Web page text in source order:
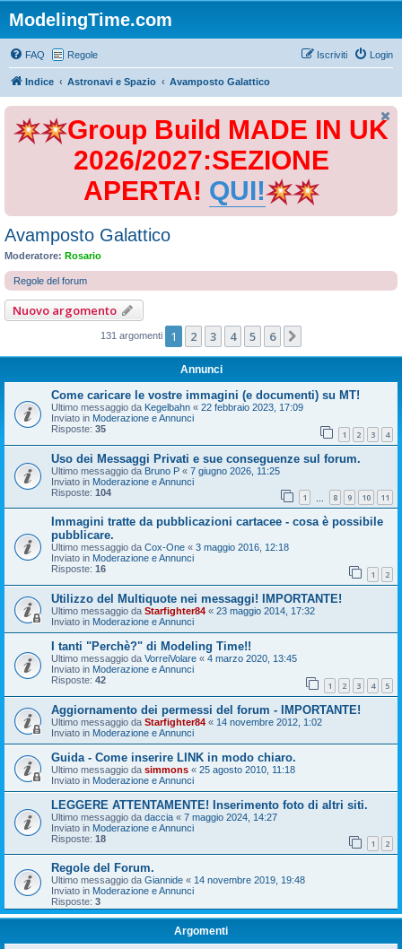
ModelingTime.com
FAQ Regole Login
Iscriviti
Indice Astronavi e Spazio Avamposto Galattico
Group Build MADE IN UK
2026/2027:SEZIONE
APERTA! QUI!
Avamposto Galattico
Moderatore: Rosario
Regole del forum
Nuovo argomento
131 argomenti 1 2 3 4 5 6
Annunci
Come caricare le vostre immagini (e documenti) su MT!
Ultimo messaggio da Kegelbahn « 22 febbraio 2023, 17:09
Inviato in Moderazione e Annunci
Risposte: 35 1 2 3 4
Uso dei Messaggi Privati e sue conseguenze sul forum.
Ultimo messaggio da Bruno P « 7 giugno 2026, 11:25
Inviato in Moderazione e Annunci
Risposte: 104 1 8 9 10 11
Immagini tratte da pubblicazioni cartacee - cosa è possibile
pubblicare.
Ultimo messaggio da Cox-One « 3 maggio 2016, 12:18
Inviato in Moderazione e Annunci
Risposte: 16 1 2
Utilizzo del Multiquote nei messaggi! IMPORTANTE!
Ultimo messaggio da Starfighter84 « 23 maggio 2014, 17:32
Inviato in Moderazione e Annunci
I tanti "Perchè?" di Modeling Time!!
Ultimo messaggio da VorreiVolare « 4 marzo 2020, 13:45
Inviato in Moderazione e Annunci
Risposte: 42 1 2 3 4 5
Aggiornamento dei permessi del forum - IMPORTANTE!
Ultimo messaggio da Starfighter84 « 14 novembre 2012, 1:02
Inviato in Moderazione e Annunci
Guida - Come inserire LINK in modo chiaro.
Ultimo messaggio da simmons « 25 agosto 2010, 11:18
Inviato in Moderazione e Annunci
LEGGERE ATTENTAMENTE! Inserimento foto di altri siti.
Ultimo messaggio da daccia « 7 maggio 2024, 14:27
Inviato in Moderazione e Annunci
Risposte: 18 1 2
Regole del Forum.
Ultimo messaggio da Giannide « 14 novembre 2019, 19:48
Inviato in Moderazione e Annunci
Risposte: 3
Argomenti